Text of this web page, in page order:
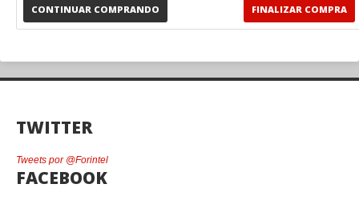
CONTINUAR COMPRANDO FINALIZAR COMPRA
TWITTER
Tweets por @Forintel
FACEBOOK